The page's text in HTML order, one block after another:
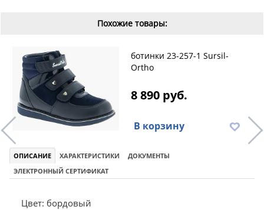
Похожие товары:
ботинки 23-257-1 Sursil-
Ortho
8 890 руб.
В корзину
ОПИСАНИЕ ХАРАКТЕРИСТИКИ
ДОКУМЕНТЫ
ЭЛЕКТРОННЫЙ СЕРТИФИКАТ
Цвет: бордовый